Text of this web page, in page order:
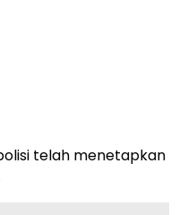
telah menetapkan